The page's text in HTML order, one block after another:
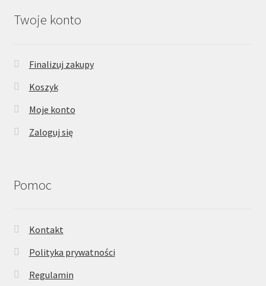
Twoje konto
Finalizuj zakupy
Koszyk
Moje konto
Zaloguj się
Pomoc
Kontakt
Polityka prywatności
Regulamin